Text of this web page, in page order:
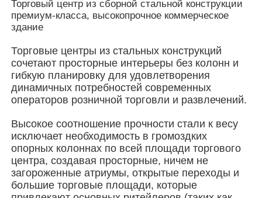
О Компании
Наша фабрика
контроль качества
контактные данные
Новости
Торговый центр из сборной стальной конструкции
премиум-класса, высокопрочное коммерческое
здание
Торговые центры из стальных конструкций
сочетают просторные интерьеры без колонн и
гибкую планировку для удовлетворения
динамичных потребностей современных
операторов розничной торговли и развлечений.
Высокое соотношение прочности стали к весу
исключает необходимость в громоздких
опорных колоннах по всей площади торгового
центра, создавая просторные, ничем не
загороженные атриумы, открытые переходы и
большие торговые площади, которые